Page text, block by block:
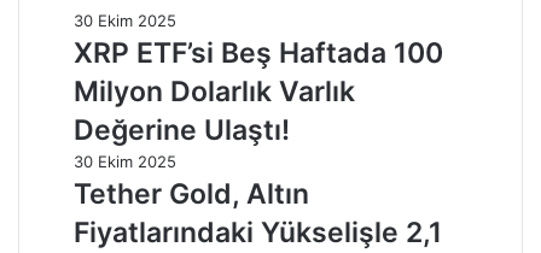
30 Ekim 2025
XRP ETF’si Beş Haftada 100
Milyon Dolarlık Varlık
Değerine Ulaştı!
30 Ekim 2025
Tether Gold, Altın
Fiyatlarındaki Yükselişle 2,1